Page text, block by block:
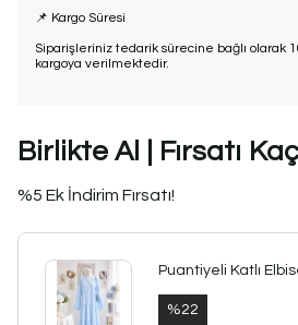
📌 Kargo Süresi
Siparişleriniz tedarik sürecine bağlı olarak
kargoya verilmektedir.
Birlikte Al | Fırsatı
%5 Ek İndirim Fırsatı!
Puantiyeli Katlı
%22